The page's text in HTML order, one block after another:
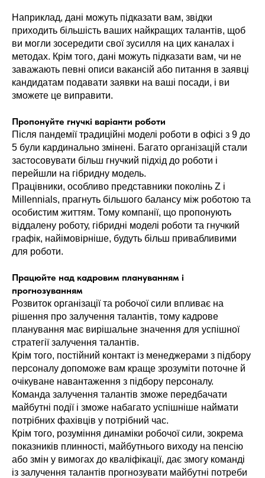
Наприклад, дані можуть підказати вам, звідки
приходить більшість ваших найкращих талантів, щоб
ви могли зосередити свої зусилля на цих каналах і
методах. Крім того, дані можуть підказати вам, чи не
заважають певні описи вакансій або питання в заявці
кандидатам подавати заявки на ваші посади, і ви
зможете це виправити.
Пропонуйте гнучкі варіанти роботи
Після пандемії традиційні моделі роботи в офісі з 9 до
5 були кардинально змінені. Багато організацій стали
застосовувати більш гнучкий підхід до роботи і
перейшли на гібридну модель.
Працівники, особливо представники поколінь Z і
Millennials, прагнуть більшого балансу між роботою та
особистим життям. Тому компанії, що пропонують
віддалену роботу, гібридні моделі роботи та гнучкий
графік, найімовірніше, будуть більш привабливими
для роботи.
Працюйте над кадровим плануванням і
прогнозуванням
Розвиток організації та робочої сили впливає на
рішення про залучення талантів, тому кадрове
планування має вирішальне значення для успішної
стратегії залучення талантів.
Крім того, постійний контакт із менеджерами з підбору
персоналу допоможе вам краще зрозуміти поточне й
очікуване навантаження з підбору персоналу.
Команда залучення талантів зможе передбачати
майбутні події і зможе набагато успішніше наймати
потрібних фахівців у потрібний час.
Крім того, розуміння динаміки робочої сили, зокрема
показників плинності, майбутнього виходу на пенсію
або змін у вимогах до кваліфікації, дає змогу команді
із залучення талантів прогнозувати майбутні потреби